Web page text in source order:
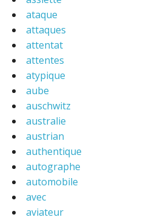
ataque
attaques
attentat
attentes
atypique
aube
auschwitz
australie
austrian
authentique
autographe
automobile
avec
aviateur